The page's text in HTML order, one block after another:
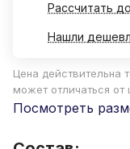
Рассчитать
Нашли
Цена действительна
может отличаться от
Посмотреть